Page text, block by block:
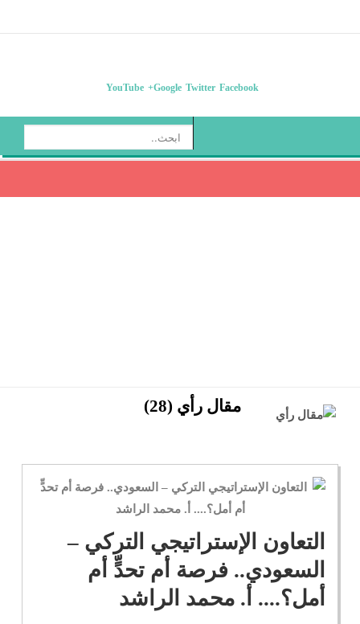
Facebook
Twitter
Google+
YouTube
ا
ب
مقال رأي (28)
التعاون الإستراتيجي التركي –
السعودي.. فرصة أم تحدٍّ أم
أمل؟.... أ. محمد الراشد